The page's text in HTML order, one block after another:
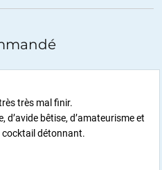
très mal finir.
d’avide bêtise, d’amateurisme et
cocktail détonnant.